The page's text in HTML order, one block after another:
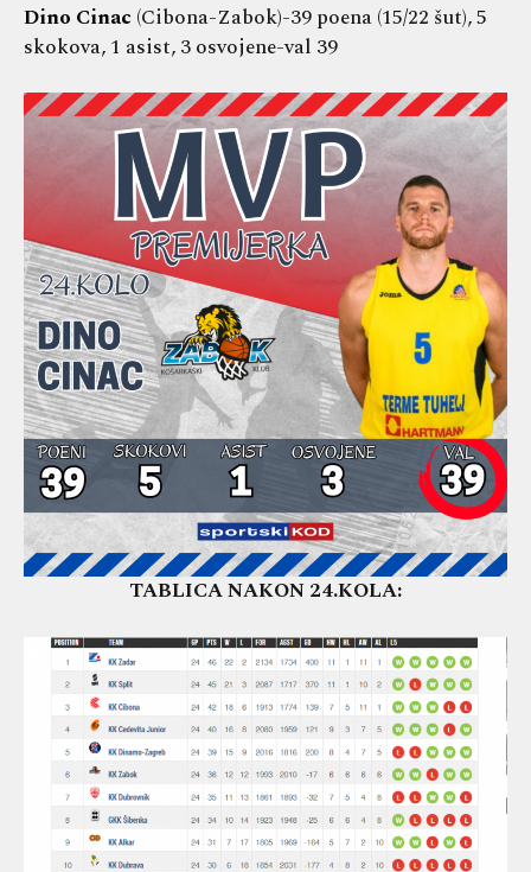
Dino Cinac (Cibona-Zabok)-39 poena (15/22 šut), 5
skokova, 1 asist, 3 osvojene-val 39
TABLICA NAKON 24.KOLA: